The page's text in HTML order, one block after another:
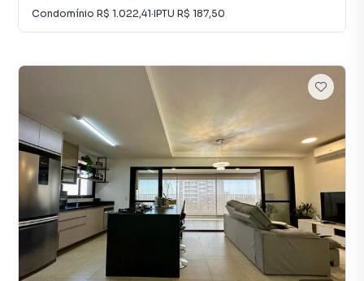
Condomínio R$ 1.022,41·IPTU R$ 187,50